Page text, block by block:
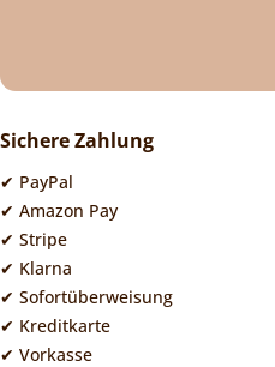
Sichere Zahlung
✔ PayPal
✔ Amazon Pay
✔ Stripe
✔ Klarna
✔ Sofortüberweisung
✔ Kreditkarte
✔ Vorkasse